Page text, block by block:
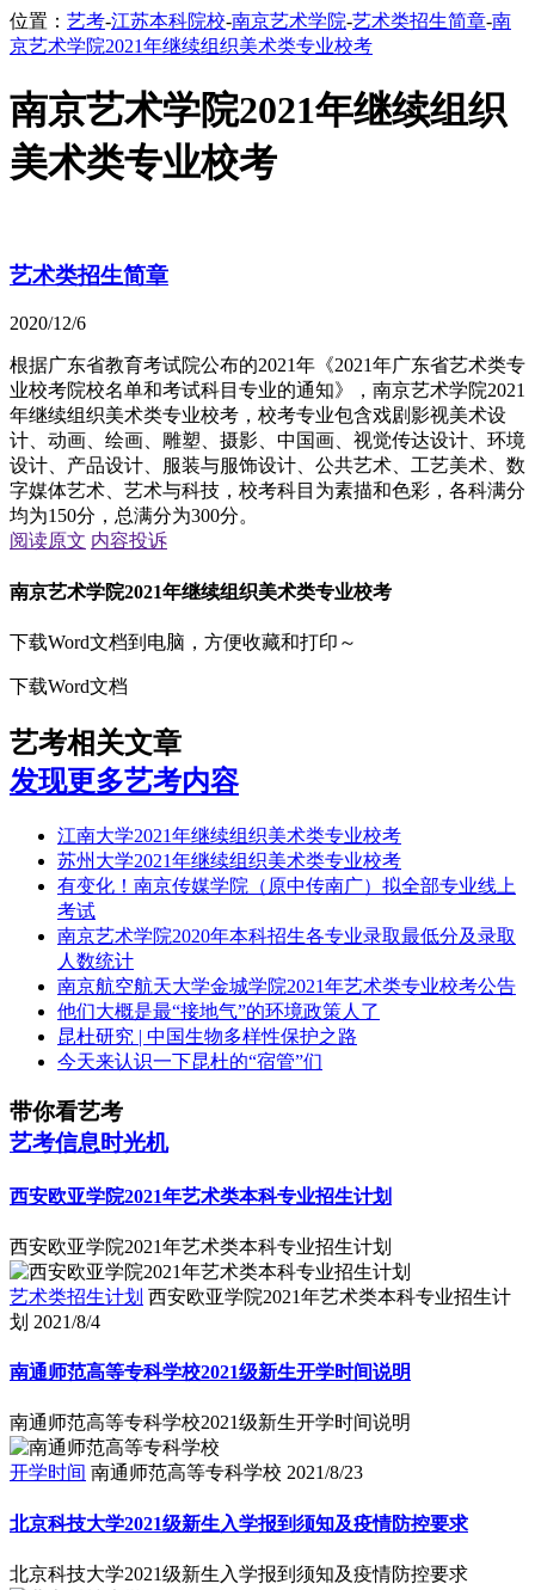
位置： 艺考-江苏本科院校-南京艺术学院-艺术类招生简章-南
京艺术学院2021年继续组织美术类专业校考
南京艺术学院2021年继续组织
美术类专业校考
艺术类招生简章
2020/12/6
根据广东省教育考试院公布的2021年《2021年广东省艺术类专
业校考院校名单和考试科目专业的通知》，南京艺术学院2021
年继续组织美术类专业校考，校考专业包含戏剧影视美术设
计、动画、绘画、雕塑、摄影、中国画、视觉传达设计、环境
设计、产品设计、服装与服饰设计、公共艺术、工艺美术、数
字媒体艺术、艺术与科技，校考科目为素描和色彩，各科满分
均为150分，总满分为300分。
阅读原文 内容投诉
南京艺术学院2021年继续组织美术类专业校考
下载Word文档到电脑，方便收藏和打印～
下载Word文档
艺考相关文章
发现更多艺考内容
江南大学2021年继续组织美术类专业校考
苏州大学2021年继续组织美术类专业校考
有变化！南京传媒学院（原中传南广）拟全部专业线上
考试
南京艺术学院2020年本科招生各专业录取最低分及录取
人数统计
南京航空航天大学金城学院2021年艺术类专业校考公告
他们大概是最“接地气”的环境政策人了
昆杜研究 | 中国生物多样性保护之路
今天来认识一下昆杜的“宿管”们
带你看艺考
艺考信息时光机
西安欧亚学院2021年艺术类本科专业招生计划
西安欧亚学院2021年艺术类本科专业招生计划
艺术类招生计划 西安欧亚学院2021年艺术类本科专业招生计
划 2021/8/4
南通师范高等专科学校2021级新生开学时间说明
南通师范高等专科学校2021级新生开学时间说明
开学时间 南通师范高等专科学校 2021/8/23
北京科技大学2021级新生入学报到须知及疫情防控要求
北京科技大学2021级新生入学报到须知及疫情防控要求